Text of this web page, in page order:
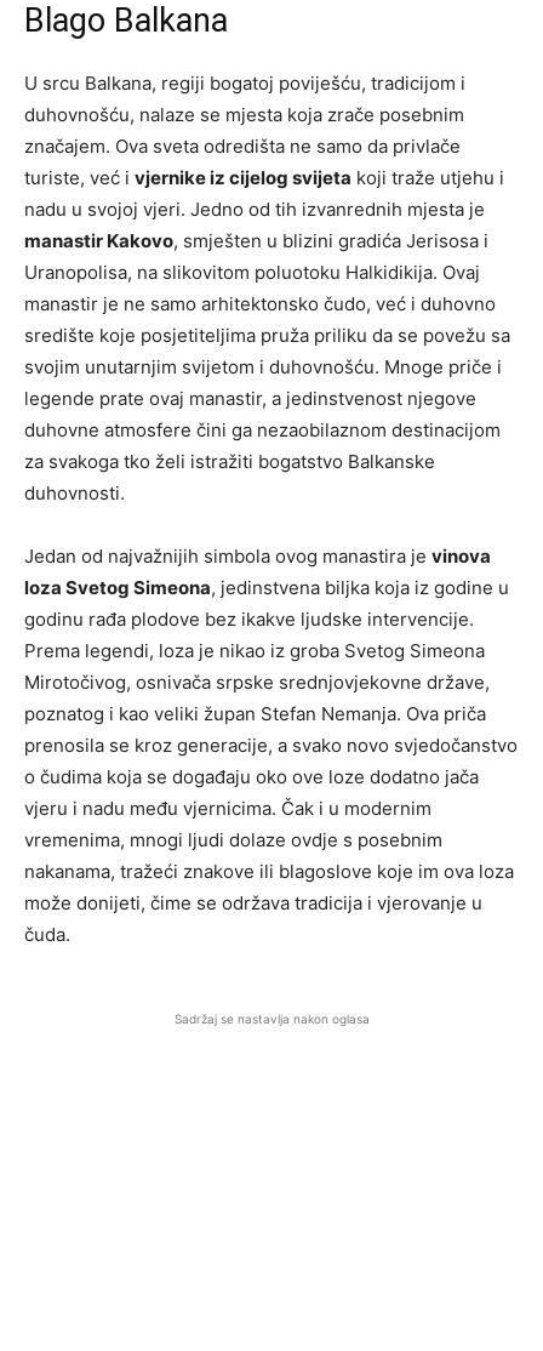
Blago Balkana
U srcu Balkana, regiji bogatoj poviješću, tradicijom i
duhovnošću, nalaze se mjesta koja zrače posebnim
značajem. Ova sveta odredišta ne samo da privlače
turiste, već i vjernike iz cijelog svijeta koji traže utjehu i
nadu u svojoj vjeri. Jedno od tih izvanrednih mjesta je
manastir Kakovo, smješten u blizini gradića Jerisosa i
Uranopolisa, na slikovitom poluotoku Halkidikija. Ovaj
manastir je ne samo arhitektonsko čudo, već i duhovno
središte koje posjetiteljima pruža priliku da se povežu sa
svojim unutarnjim svijetom i duhovnošću. Mnoge priče i
legende prate ovaj manastir, a jedinstvenost njegove
duhovne atmosfere čini ga nezaobilaznom destinacijom
za svakoga tko želi istražiti bogatstvo Balkanske
duhovnosti.
Jedan od najvažnijih simbola ovog manastira je vinova
loza Svetog Simeona, jedinstvena biljka koja iz godine u
godinu rađa plodove bez ikakve ljudske intervencije.
Prema legendi, loza je nikao iz groba Svetog Simeona
Mirotočivog, osnivača srpske srednjovjekovne države,
poznatog i kao veliki župan Stefan Nemanja. Ova priča
prenosila se kroz generacije, a svako novo svjedočanstvo
o čudima koja se događaju oko ove loze dodatno jača
vjeru i nadu među vjernicima. Čak i u modernim
vremenima, mnogi ljudi dolaze ovdje s posebnim
nakanama, tražeći znakove ili blagoslove koje im ova loza
može donijeti, čime se održava tradicija i vjerovanje u
čuda.
Sadržaj se nastavlja nakon oglasa